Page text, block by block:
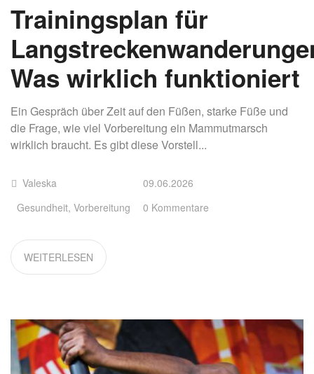
Trainingsplan für
Was wirklich funktioniert
Ein Gespräch über Zeit auf den Füßen, starke Füße und
die Frage, wie viel Vorbereitung ein Mammutmarsch
wirklich braucht. Es gibt diese Vorstell...
Valeska
Gesundheit, Vorbereitung
09.06.2026
0 Kommentare
WEITERLESEN